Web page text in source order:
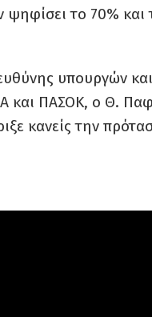
το 70%
υπουργών
ΠΑΣΟΚ, ο Θ.
κανείς την